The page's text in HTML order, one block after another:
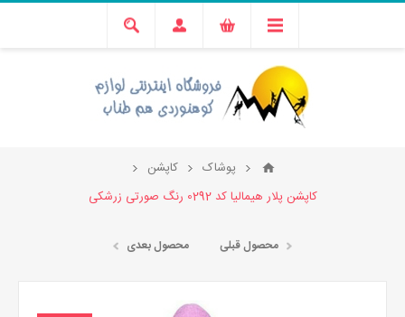
پوشاک
کاپشن
کاپشن پلار هیمالیا کد 0292 رنگ صورتی زرشکی
محصول قبلی محصول بعدی